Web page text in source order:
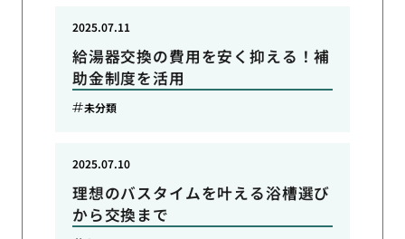
給湯器交換の費用を安く抑える！補
助金制度を活用
2025.07.11
未分類
理想のバスタイムを叶える浴槽選び
から交換まで
2025.07.10